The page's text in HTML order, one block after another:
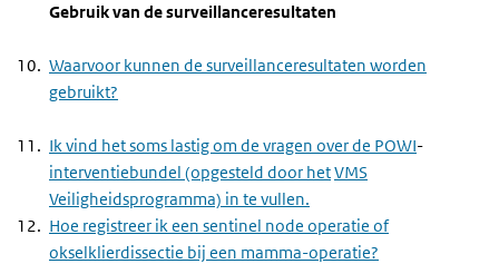
Gebruik van de surveillanceresultaten
Waarvoor kunnen de surveillanceresultaten worden
gebruikt?
Ik vind het soms lastig om de vragen over de POWI-
interventiebundel (opgesteld door hetVMS
Veiligheidsprogramma) in te vullen.
Hoe registreer ik een sentinel node operatie of
okselklierdissectie bij een mamma-operatie?